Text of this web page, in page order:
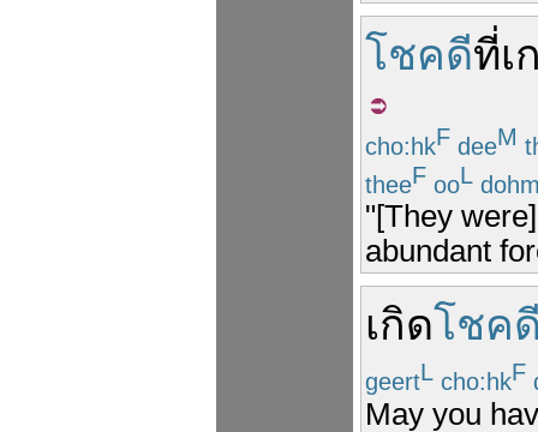
โชคดีที่เ
cho:hkF deeM
theeF ooL
"[They
abundant
เกิดโชค
geertL cho:hkF
May you